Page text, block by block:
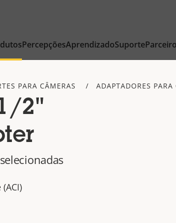
PercepçõesAprendizadoSuporteParceiro
PARA CÂMERAS ADAPTADORES
2"